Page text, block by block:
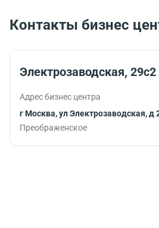
Контакты бизнес
Электрозаводская, 29с2
Адрес бизнес центра
г Москва, ул Электрозаводская, д
Преображенское